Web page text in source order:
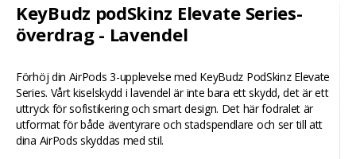
KeyBudz podSkinz Elevate Series-
överdrag - Lavendel
Förhöj din AirPods 3-upplevelse med KeyBudz PodSkinz Elevate
Series. Vårt kiselskydd i lavendel är inte bara ett skydd, det är ett
uttryck för sofistikering och smart design. Det här fodralet är
utformat för både äventyrare och stadspendlare och ser till att
dina AirPods skyddas med stil.